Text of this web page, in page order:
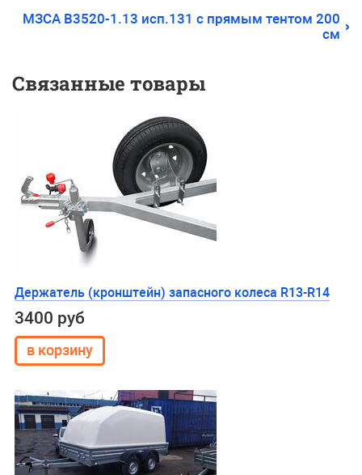
МЗСА B3520-1.13 исп.131 с прямым тентом 200
см
Связанные товары
Держатель (кронштейн) запасного колеса R13-R14
3400 руб